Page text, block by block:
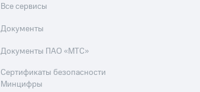
Все сервисы
Документы
Документы ПАО «МТС»
Сертификаты безопасности
Минцифры